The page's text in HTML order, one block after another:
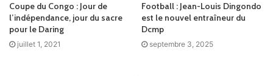
Coupe du Congo : Jour de
l’indépendance, jour du sacre
pour le Daring
juillet 1, 2021
Football : Jean-Louis Dingondo
est le nouvel entraîneur du
Dcmp
septembre 3, 2025